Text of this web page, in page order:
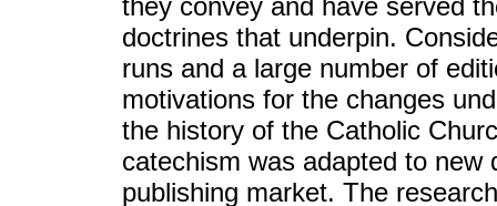
doctrines that underpin.
runs and a large number of
motivations for the changes
the history of the Catholic
catechism was adapted to
publishing market. The